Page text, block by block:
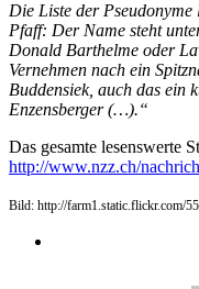
Die Liste der Pseudonyme
Pfaff: Der Name steht
Donald Barthelme oder
Vernehmen nach ein
Buddensiek, auch das ein
Enzensberger (…).“
Das gesamte lesenswerte
http://www.nzz.ch/
Bild: http://farm1.static.flickr.com/